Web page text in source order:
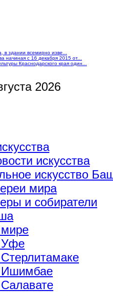
здании всемирно изве...
начиная с 16 декабря 2015 от...
Краснодарского края один...
2026
искусства
искусство
мира
и собиратели
Уфе
Ишимбае